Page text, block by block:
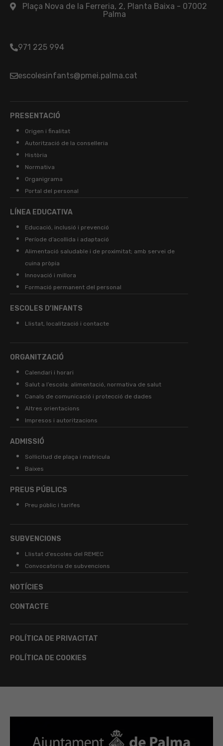
Plaça Nova de la Ferreria, 2, Planta Baixa - 07002
Palma
971 225 994
escolesinfants@pmei.palma.cat
PRESENTACIÓ
Origen i finalitat
Autorització de la conselleria
Història
Normativa
Organigrama
Portal del personal
LÍNEA EDUCATIVA
Educació, inclusió i prevenció
Període d’acollida i adaptació
Alimentació saludable i de proximitat; amb servei de
cuina pròpia
Innovació i millora
Formació permanent del personal
ESCOLES D’INFANTS
Llistat, localització i contacte
ORGANITZACIÓ
Calendari i horari
Salut a l’escola: alimentació, normativa de salut
Canals de comunicació i protecció de dades
Altres orientacions
Impresos i autoritzacions
ADMISSIÓ
Sol·licitud de plaça i matricula
Baixes
PREUS PÚBLICS
Preu públic i tarifes
SUBVENCIONS
Llistat d’escoles del REMEC
Convocatoria de subvencions
NOTÍCIES
CONTACTE
POLÍTICA DE PRIVACITAT
POLÍTICA DE COOKIES